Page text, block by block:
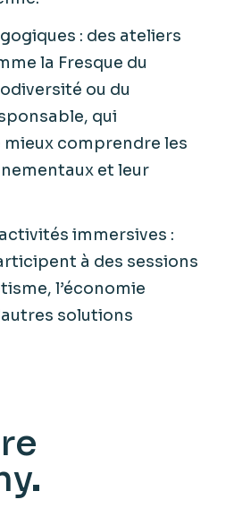
: des ateliers
la Fresque du
ou du
qui
comprendre les
et leur
immersives :
à des sessions
l’économie
solutions